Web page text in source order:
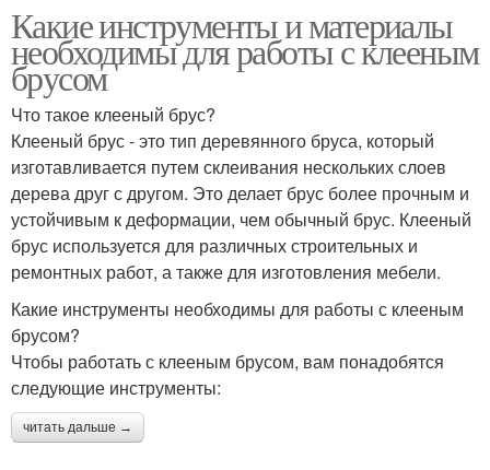
Какие инструменты и материалы
необходимы для работы с клееным
брусом
Что такое клееный брус?
Клееный брус - это тип деревянного бруса, который
изготавливается путем склеивания нескольких слоев
дерева друг с другом. Это делает брус более прочным и
устойчивым к деформации, чем обычный брус. Клееный
брус используется для различных строительных и
ремонтных работ, а также для изготовления мебели.
Какие инструменты необходимы для работы с клееным
брусом?
Чтобы работать с клееным брусом, вам понадобятся
следующие инструменты:
читать дальше →